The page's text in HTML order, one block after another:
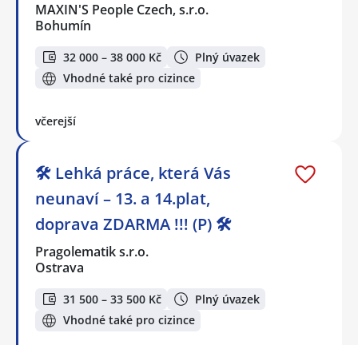
MAXIN'S People Czech, s.r.o.
Bohumín
32 000 – 38 000 Kč
Plný úvazek
Vhodné také pro cizince
včerejší
🛠️ Lehká práce, která Vás
neunaví – 13. a 14.plat,
doprava ZDARMA !!! (P) 🛠️
Pragolematik s.r.o.
Ostrava
31 500 – 33 500 Kč
Plný úvazek
Vhodné také pro cizince